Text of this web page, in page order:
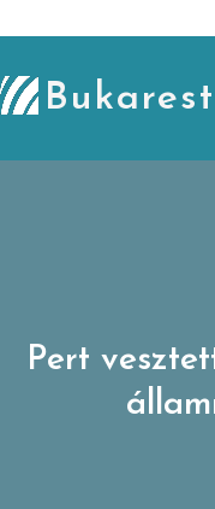
to
content
Pert